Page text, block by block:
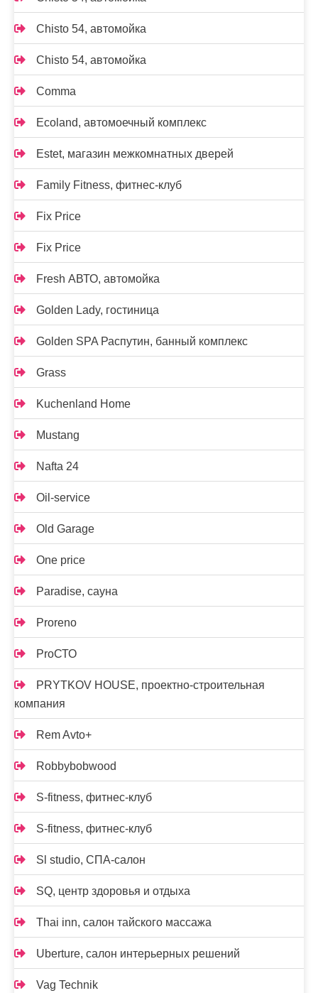
Chisto 54, автомойка
Chisto 54, автомойка
Comma
Ecoland, автомоечный комплекс
Estet, магазин межкомнатных дверей
Family Fitness, фитнес-клуб
Fix Price
Fix Price
Fresh АВТО, автомойка
Golden Lady, гостиница
Golden SPA Распутин, банный комплекс
Grass
Kuchenland Home
Mustang
Nafta 24
Oil-service
Old Garage
One price
Paradise, сауна
Proreno
ProСТО
PRYTKOV HOUSE, проектно-строительная
компания
Rem Avto+
Robbybobwood
S-fitness, фитнес-клуб
S-fitness, фитнес-клуб
Sl studio, СПА-салон
SQ, центр здоровья и отдыха
Thai inn, салон тайского массажа
Uberture, салон интерьерных решений
Vag Technik